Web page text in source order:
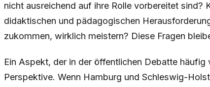
nicht ausreichend auf ihre Rolle vorbereitet sind?
didaktischen und pädagogischen
zukommen, wirklich meistern? Diese Fragen
Ein Aspekt, der in der öffentlichen Debatte
Perspektive. Wenn Hamburg und Schleswig-